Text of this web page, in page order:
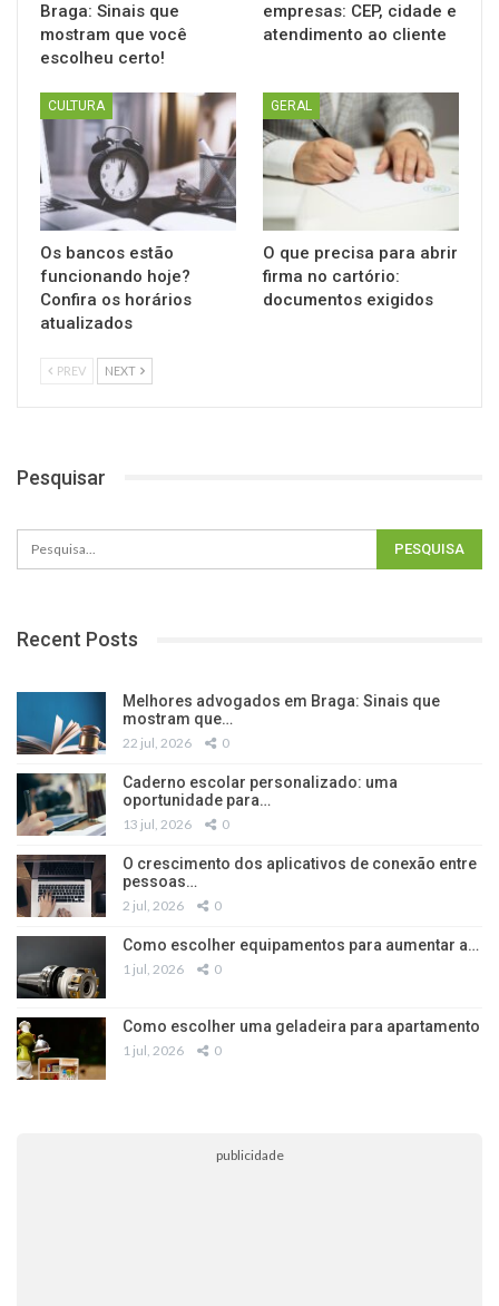
Braga: Sinais que
mostram que você
escolheu certo!
empresas: CEP, cidade e
atendimento ao cliente
CULTURA
Os bancos estão
funcionando hoje?
Confira os horários
atualizados
GERAL
O que precisa para abrir
firma no cartório:
documentos exigidos
PREV NEXT
Pesquisar
Recent Posts
Melhores advogados em Braga: Sinais que
mostram que…
22 jul, 2026 0
Caderno escolar personalizado: uma
oportunidade para…
13 jul, 2026 0
O crescimento dos aplicativos de conexão entre
pessoas…
2 jul, 2026 0
Como escolher equipamentos para aumentar a…
1 jul, 2026 0
Como escolher uma geladeira para apartamento
1 jul, 2026 0
publicidade